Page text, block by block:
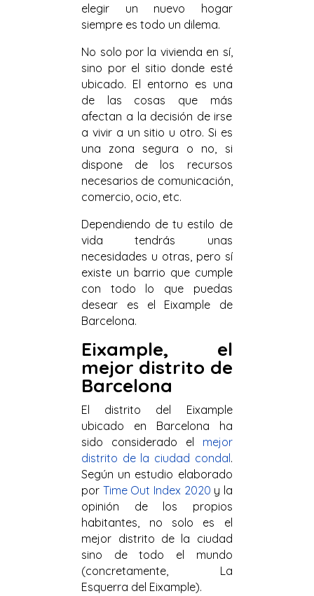
elegir un nuevo hogar
siempre es todo un dilema.
No solo por la vivienda en sí,
sino por el sitio donde esté
ubicado. El entorno es una
de las cosas que más
afectan a la decisión de irse
a vivir a un sitio u otro. Si es
una zona segura o no, si
dispone de los recursos
necesarios de comunicación,
comercio, ocio, etc.
Dependiendo de tu estilo de
vida tendrás unas
necesidades u otras, pero sí
existe un barrio que cumple
con todo lo que puedas
desear es el Eixample de
Barcelona.
Eixample, el
mejor distrito de
Barcelona
El distrito del Eixample
ubicado en Barcelona ha
sido considerado el
mejor
distrito de la ciudad condal.
Según un estudio elaborado
por Time Out Index 2020 y la
opinión de los propios
habitantes, no solo es el
mejor distrito de la ciudad
sino de todo el mundo
(concretamente, La
Esquerra del Eixample).